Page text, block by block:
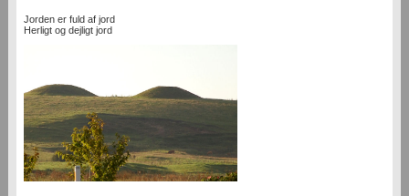
Jorden er fuld af jord
Herligt og dejligt jord